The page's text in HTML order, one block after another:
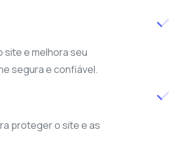
site e melhora seu
segura e confiável.
proteger o site e as